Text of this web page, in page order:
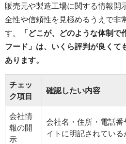
販売元や製造工場に関する情報開
全性や信頼性を見極めるうえで非
す。
「どこが、どのような体制
フード」は、いくら評判が良くて
あります。
チェッ
ク項目
確認したい内容
会社情
報の開
示
会社名・住所・電話
イトに明記されている